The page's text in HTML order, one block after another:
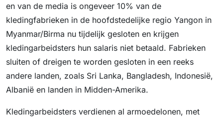
en van de media is ongeveer 10% van de
kledingfabrieken in de hoofdstedelijke regio Yangon in
Myanmar/Birma nu tijdelijk gesloten en krijgen
kledingarbeidsters hun salaris niet betaald. Fabrieken
sluiten of dreigen te worden gesloten in een reeks
andere landen, zoals Sri Lanka, Bangladesh, Indonesië,
Albanië en landen in Midden-Amerika.
Kledingarbeidsters verdienen al armoedelonen, met